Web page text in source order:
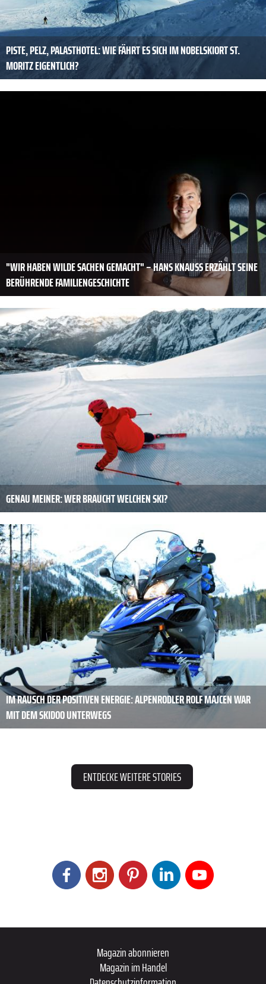
PISTE, PELZ, PALASTHOTEL: WIE FÄHRT ES SICH IM NOBELSKIORT ST.
MORITZ EIGENTLICH?
"WIR HABEN WILDE SACHEN GEMACHT" – HANS KNAUSS ERZÄHLT SEINE B
ERÜHRENDE FAMILIENGESCHICHTE
GENAU MEINER: WER BRAUCHT WELCHEN SKI?
IM RAUSCH DER POSITIVEN ENERGIE: ALPENRODLER ROLF MAJCEN WAR
MIT DEM SKIDOO UNTERWEGS
ENTDECKE WEITERE STORIES
Magazin abonnieren
Magazin im Handel